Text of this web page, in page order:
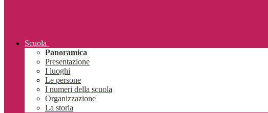
Scuola
Panoramica
Presentazione
I luoghi
Le persone
I numeri della scuola
Organizzazione
La storia